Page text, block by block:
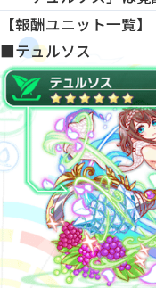
【報酬ユニット一覧】
■テュルソス